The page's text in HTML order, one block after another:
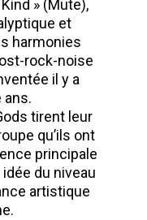
» (Mute),
et
harmonies
rock-noise
il y a
ans.
tirent leur
qu’ils ont
principale
du niveau
artistique